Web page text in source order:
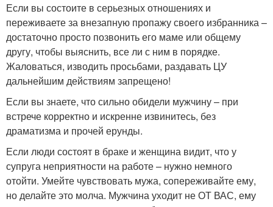
Если вы состоите в серьезных отношениях и
переживаете за внезапную пропажу своего избранника –
достаточно просто позвонить его маме или общему
другу, чтобы выяснить, все ли с ним в порядке.
Жаловаться, изводить просьбами, раздавать ЦУ
дальнейшим действиям запрещено!
Если вы знаете, что сильно обидели мужчину – при
встрече корректно и искренне извинитесь, без
драматизма и прочей ерунды.
Если люди состоят в браке и женщина видит, что у
супруга неприятности на работе – нужно немного
отойти. Умейте чувствовать мужа, сопереживайте ему,
но делайте это молча. Мужчина уходит не ОТ ВАС, ему